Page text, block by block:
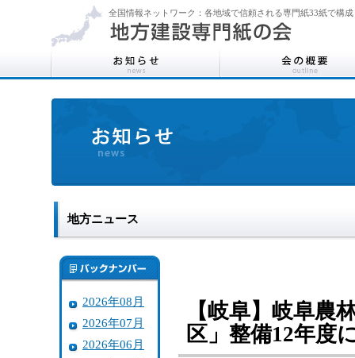
全国情報ネットワーク：各地域で信頼される専門紙33紙で構成
地方ニュース
2026年08月
2026年07月
2026年06月
【岐阜】岐阜
区」整備12年度